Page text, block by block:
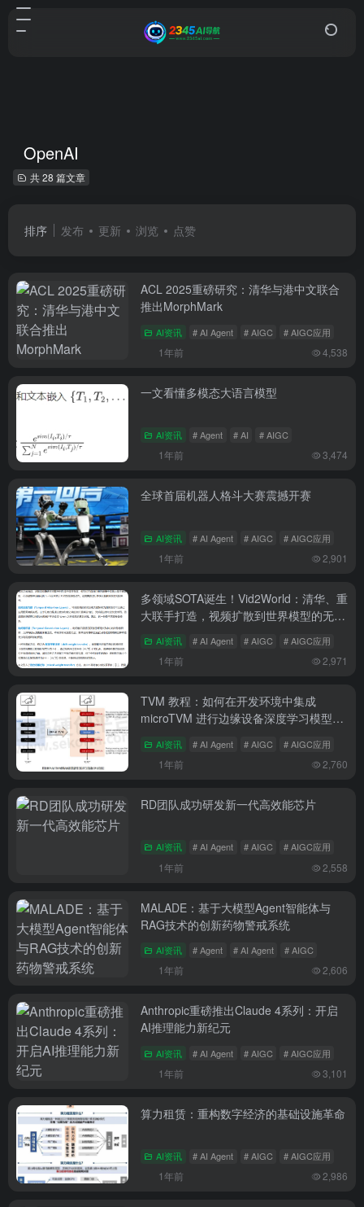
OpenAI
共 28 篇文章
排序 发布 更新 浏览 点赞
ACL 2025重磅研究：清华与港中文联合
推出MorphMark
AI资讯 # AI Agent # AIGC # AIGC应用
1年前 4,538
一文看懂多模态大语言模型
AI资讯 # Agent # AI # AIGC
1年前 3,474
全球首届机器人格斗大赛震撼开赛
AI资讯 # AI Agent # AIGC # AIGC应用
1年前 2,901
多领域SOTA诞生！Vid2World：清华、重
大联手打造，视频扩散到世界模型的无缝
AI资讯 # AI Agent # AIGC # AIGC应用
1年前 2,971
TVM 教程：如何在开发环境中集成
microTVM 进行边缘设备深度学习模型部
AI资讯 # AI Agent # AIGC # AIGC应用
1年前 2,760
RD团队成功研发新一代高效能芯片
AI资讯 # AI Agent # AIGC # AIGC应用
1年前 2,558
MALADE：基于大模型Agent智能体与
RAG技术的创新药物警戒系统
AI资讯 # Agent # AI Agent # AIGC
1年前 2,606
Anthropic重磅推出Claude 4系列：开启
AI推理能力新纪元
AI资讯 # AI Agent # AIGC # AIGC应用
1年前 3,101
算力租赁：重构数字经济的基础设施革命
AI资讯 # AI Agent # AIGC # AIGC应用
1年前 2,986